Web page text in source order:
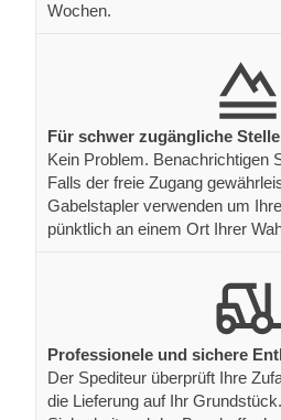
Wochen.
Für schwer zugängliche
Kein Problem. Benachrichtigen
Falls der freie Zugang
Gabelstapler verwenden um
pünktlich an einem Ort Ihrer
Professionele und sichere
Der Spediteur überprüft Ihre
die Lieferung auf Ihr